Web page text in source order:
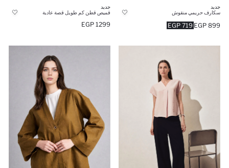
جديد
سكارف حريمي منقوش
719 EGP 899 EGP
جديد
قميص قطن كم طويل قصة عادية
1299 EGP